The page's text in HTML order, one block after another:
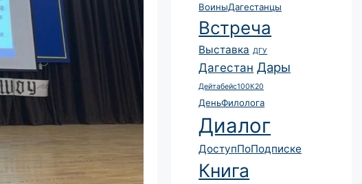
ВоиныДагестанцы
Встреча
Выставка ДГУ
Дагестан Дары
Дейтабейс100К20
ДеньФилолога
Диалог
ДоступПоПодписке
Книга